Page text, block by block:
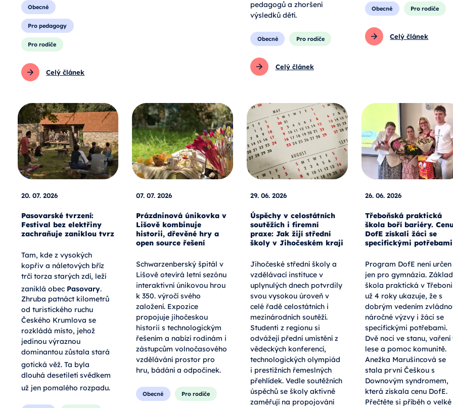
Obecné
Pro pedagogy
Pro rodiče
Celý článek
pedagogů a zhoršení
výsledků dětí.
Obecné Pro rodiče
Celý článek
Obecné Pro rodiče
Celý článek
20. 07. 2026
Pasovarské tvrzení:
Festival bez elektřiny
zachraňuje zaniklou tvrz
Tam, kde z vysokých
kopřiv a náletových bříz
trčí torza starých zdí, leží
zaniklá obec Pasovary.
Zhruba patnáct kilometrů
od turistického ruchu
Českého Krumlova se
rozkládá místo, jehož
jedinou výraznou
dominantou zůstala stará
gotická věž. Ta byla
dlouhá desetiletí svědkem
už jen pomalého rozpadu.
07. 07. 2026
Prázdninová únikovka v
Lišově kombinuje
historii, dřevěné hry a
open source řešení
Schwarzenberský špitál v
Lišově otevírá letní sezónu
interaktivní únikovou hrou
k 350. výročí svého
založení. Expozice
propojuje jihočeskou
historii s technologickým
řešením a nabízí rodinám i
zástupcům volnočasového
vzdělávání prostor pro
hru, bádání a odpočinek.
Obecné Pro rodiče
29. 06. 2026
Úspěchy v celostátních
soutěžích i firemní
praxe: Jak žijí střední
školy v Jihočeském kraji
Jihočeské střední školy a
vzdělávací instituce v
uplynulých dnech potvrdily
svou vysokou úroveň v
celé řadě celostátních i
mezinárodních soutěží.
Studenti z regionu si
odvážejí přední umístění z
vědeckých konferencí,
technologických olympiád
i prestižních řemeslných
přehlídek. Vedle soutěžních
úspěchů se školy aktivně
zaměřují na propojování
26. 06. 2026
Třeboňská praktická
škola boří bariéry.
DofE získali žáci se
specifickými potřebami
Program DofE není určen
jen pro gymnázia.
škola praktická v Třeboni
už 4 roky ukazuje, že s
dobrým vedením
náročné výzvy i žáci se
specifickými potřebami.
Dvě noci ve stanu, vaření
lese a pomoc komunitě.
Anežka Marušincová se
stala první Češkou s
Downovým syndromem,
která získala cenu DofE.
Přečtěte si příběh o velké